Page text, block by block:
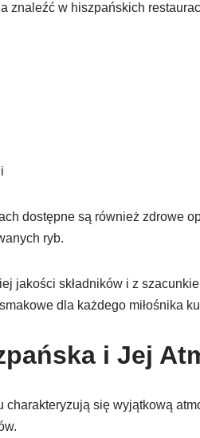
znaleźć w hiszpańskich
dostępne są również zdrowe
ryb.
jakości składników i z
dla każdego miłośnika
i Jej
charakteryzują się wyjątkową